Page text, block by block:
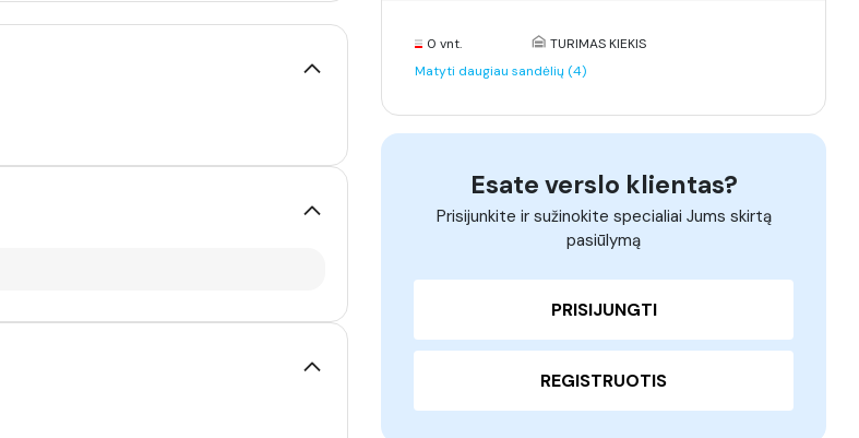
0 vnt.
TURIMAS KIEKIS
Matyti daugiau sandėlių (4)
Esate verslo klientas?
Prisijunkite ir sužinokite specialiai Jums skirtą
pasiūlymą
PRISIJUNGTI
REGISTRUOTIS